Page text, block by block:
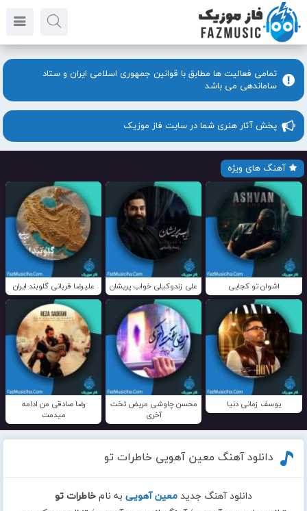
تمامی فعالیت ها مطابق با قوانین جمهوری اسلامی ایران و ستاد
ساماندهی می باشد
پخش آثار هنری شما در سایت فاز موزیک
آهنگ های ویژه
اشوان تو کجایی علی زندوکیلی خواب پریشان علیرضا قربانی گلوبند ایران
یوسف زمانی دنیا
محسن چاوشی مریض تخت
آخری
رضا صادقی من ادامه
میدمت
دانلود آهنگ معین آهویی خاطرات تو
دانلود آهنگ جدید معین آهویی به نام خاطرات تو